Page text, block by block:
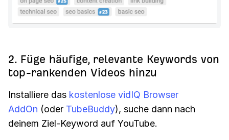
2. Füge häufige, relevante Keywords von
top-rankenden Videos hinzu
Installiere das kostenlose vidIQ Browser
AddOn (oder TubeBuddy), suche dann nach
deinem Ziel-Keyword auf YouTube.